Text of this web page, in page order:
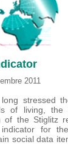
2011
stressed
of living, the
of the Stiglitz
for
social data